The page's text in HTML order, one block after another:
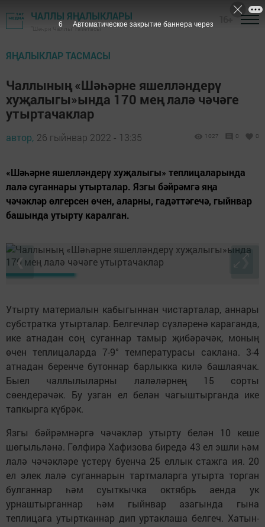
ЧАЛЛЫ ЯҢАЛЫКЛАРЫ
"Шәһри Чаллы" газетасы
ЯҢАЛЫКЛАР ТАСМАСЫ
Чаллының «Шәһәрне яшелләндерү
хуҗалыгы»ында 170 мең лалә чәчәге
утыртачаклар
автор, 26 гыйнвар 2022 - 13:35 1027 0 0
«Шәһәрне яшелләндерү хуҗалыгы» теплицаларында
лалә суганнары утырталар. Язгы бәйрәмгә яңа
чәчәкләр өлгерсен өчен, аларны, гадәттәгечә, гыйнвар
башында утырту каралган.
❮ ❯
Утырту материалын кабыгыннан чистарталар, аннары
субстратка утырталар. Белгечләр сүзләренә караганда,
ике атнадан соң суганнар тамыр җибәрәчәк, моның
өчен теплицаларда 7-9° температурасы саклана. 3-4
атнадан беренче бутоннар барлыкка килә башлаячак.
Быел чаллылыларны лаләләрнең 15 сорты
сөендерәчәк. Бу узган ел белән чагыштырганда ике
тапкырга күбрәк.
Язгы бәйрәмнәргә чәчәкләр утырту белән 10 кеше
шөгыльләнә. Гөлфирә Хафизова биредә 43 ел эшли һәм
лалә чәчәкләре үстерү буенча 25 еллык стажга ия. 20
ел элек лалә суганнарын тартмаларга утырта торган
булганнар һәм суыткычка октябрь аенда ук
урнаштырганнар һәм гыйнвар азагында гына
теплицага утыртканнар дип уртаклаша белгеч. Хатын-
6 Автоматическое закрытие баннера через